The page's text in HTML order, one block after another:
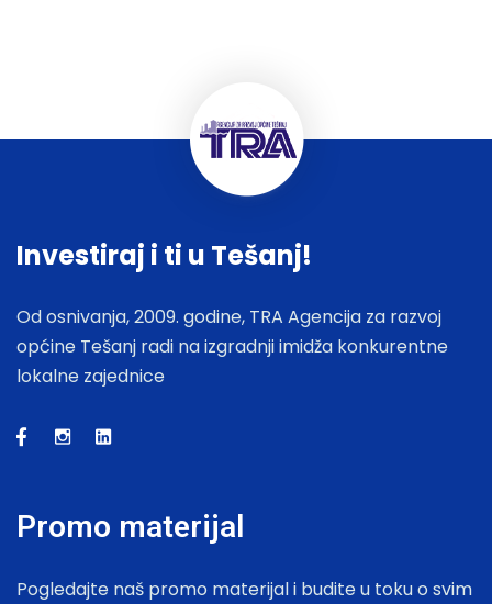
Investiraj i ti u Tešanj!
Od osnivanja, 2009. godine, TRA Agencija za razvoj
općine Tešanj radi na izgradnji imidža konkurentne
lokalne zajednice
Promo materijal
Pogledajte naš promo materijal i budite u toku o svim